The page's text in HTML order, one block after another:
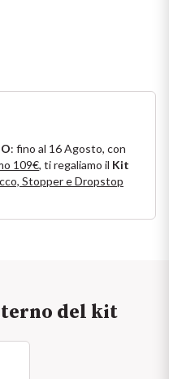
: fino al 16 Agosto, con
109€, ti regaliamo il Kit
Stopper e Dropstop
del kit